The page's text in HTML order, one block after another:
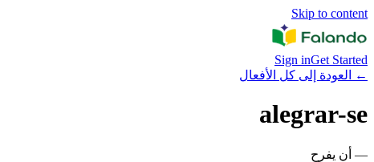
Skip to content
Sign inGet Started
←
العودة إلى كل الأفعال
alegrar-se
— أن يفرح